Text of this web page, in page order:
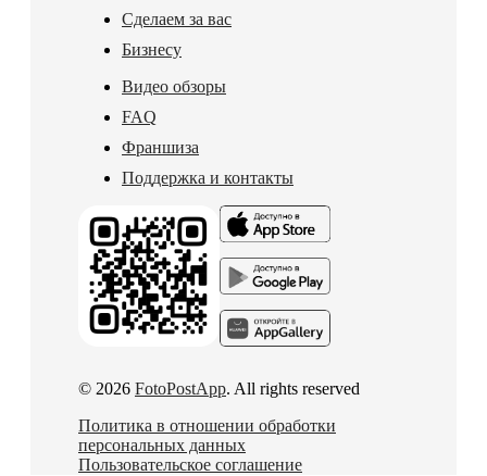
Сделаем за вас
Бизнесу
Видео обзоры
FAQ
Франшиза
Поддержка и контакты
© 2026 FotoPostApp. All rights reserved
Политика в отношении обработки
персональных данных
Пользовательское соглашение